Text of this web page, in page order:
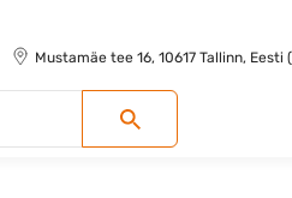
Mustamäe tee 16, 10617 Tallinn,